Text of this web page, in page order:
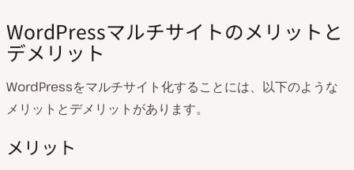
WordPressマルチサイトのメリットと
デメリット
WordPressをマルチサイト化することには、以下のような
メリットとデメリットがあります。
メリット